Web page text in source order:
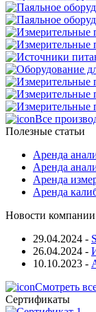
Все
Полезные статьи
Аренда
Аренда
Аренда
Аренда
Новости компании
29.04.2024 -
26.04.2024 -
10.10.2023 -
Смотреть
Сертификаты